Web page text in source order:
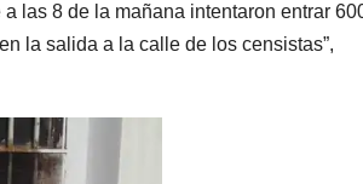
las 8 de la mañana intentaron entrar
la salida a la calle de los censistas”,